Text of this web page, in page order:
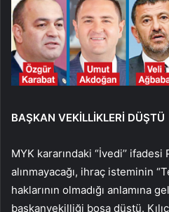
BAŞKAN VEKİLLİKLERİ DÜŞTÜ
MYK kararındaki “İvedi’’
alınmayacağı, ihraç isteminin
haklarının olmadığı anlamına
başkanvekilliği boşa düştü.